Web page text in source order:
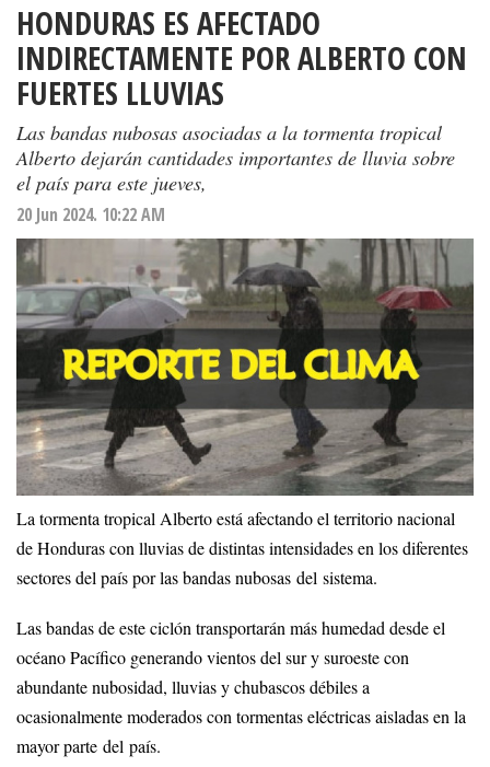
HONDURAS ES AFECTADO
INDIRECTAMENTE POR ALBERTO CON
FUERTES LLUVIAS
Las bandas nubosas asociadas a la tormenta tropical
Alberto dejarán cantidades importantes de lluvia sobre
el país para este jueves,
20 Jun 2024. 10:22 AM
La tormenta tropical Alberto está afectando el territorio nacional
de Honduras con lluvias de distintas intensidades en los diferentes
sectores del país por las bandas nubosas del sistema.
Las bandas de este ciclón transportarán más humedad desde el
océano Pacífico generando vientos del sur y suroeste con
abundante nubosidad, lluvias y chubascos débiles a
ocasionalmente moderados con tormentas eléctricas aisladas en la
mayor parte del país.